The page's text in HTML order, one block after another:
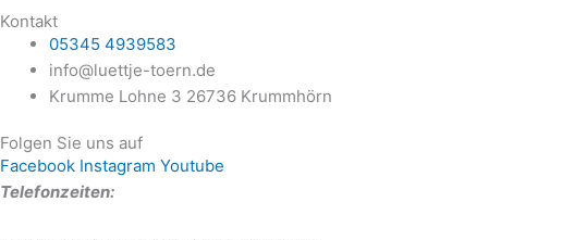
Kontakt
05345 4939583
info@luettje-toern.de
Krumme Lohne 3 26736 Krummhörn
Folgen Sie uns auf
Facebook Instagram Youtube
Telefonzeiten: